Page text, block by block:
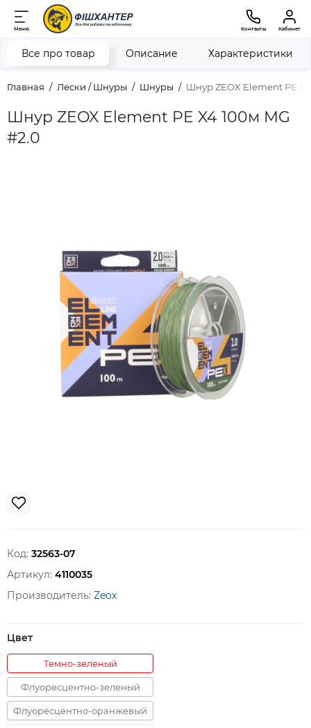
Меню Контакты Кабинет
Главная Лески / Шнуры Шнуры Шнур ZEOX Element PE
Шнур ZEOX Element PE X4 100м MG
#2.0
Все про товар Описание Характеристики
Код: 32563-07
Артикул: 4110035
Производитель: Zeox
Цвет
Темно-зеленый
Флуоресцентно-зеленый
Флуоресцентно-оранжевый